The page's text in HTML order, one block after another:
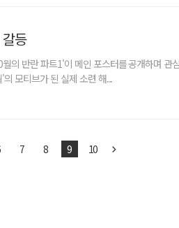
등
의 반란 파트1'이 메인 포스터를 공개하며 관
모티브가 된 실제 소련 해...
7 8 9 10